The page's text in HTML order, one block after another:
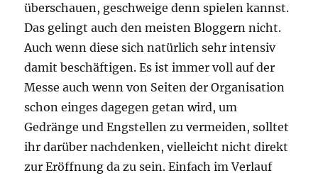
überschauen, geschweige denn spielen kannst.
Das gelingt auch den meisten Bloggern nicht.
Auch wenn diese sich natürlich sehr intensiv
damit beschäftigen. Es ist immer voll auf der
Messe auch wenn von Seiten der Organisation
schon einges dagegen getan wird, um
Gedränge und Engstellen zu vermeiden, solltet
ihr darüber nachdenken, vielleicht nicht direkt
zur Eröffnung da zu sein. Einfach im Verlauf